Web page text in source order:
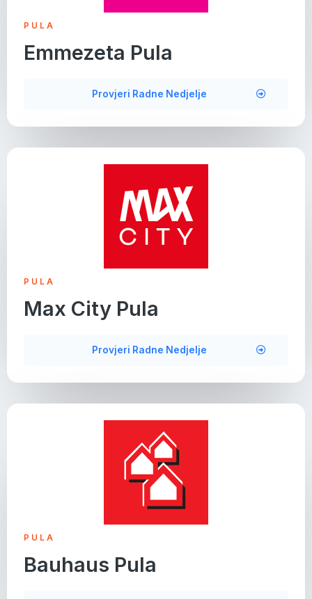
PULA
Emmezeta Pula
Provjeri Radne Nedjelje
PULA
Max City Pula
Provjeri Radne Nedjelje
PULA
Bauhaus Pula